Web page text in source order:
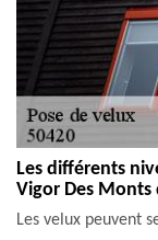
Les différents
Vigor Des Monts
Les velux peuvent